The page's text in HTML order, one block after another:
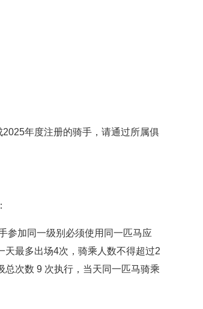
年度注册的骑手，请通过所属俱
参加同一级别必须使用同一匹马应
最多出场4次，骑乘人数不得超过2
次数 9 次执行，当天同一匹马骑乘